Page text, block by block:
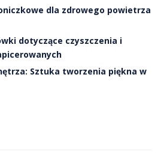
dla zdrowego powietrza
dotyczące czyszczenia i
Sztuka tworzenia piękna w